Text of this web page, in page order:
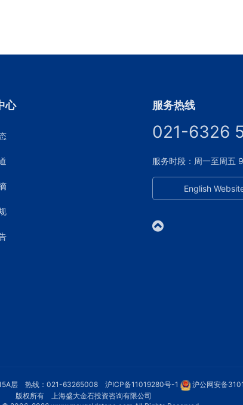
心 服务热线
021-6326
服务时段：周一至周五
English
15A层 热线：021-63265008 沪ICP备11019280号-1
沪公网安备
版权所有 上海盛大金石投资咨询有限公司